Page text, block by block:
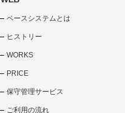
ベースシステムとは
ヒストリー
WORKS
PRICE
保守管理サービス
ご利用の流れ